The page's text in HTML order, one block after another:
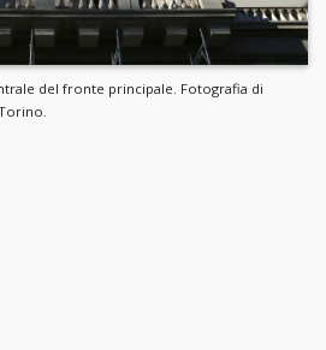
del fronte principale. Fotografia di